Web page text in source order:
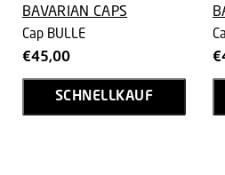
BAVARIAN CAPS
Cap BULLE
€45,00
SCHNELLKAUF